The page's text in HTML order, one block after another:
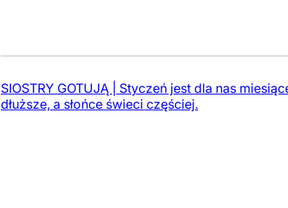
SIOSTRY GOTUJĄ | Styczeń jest dla nas
dłuższe, a słońce świeci częściej.